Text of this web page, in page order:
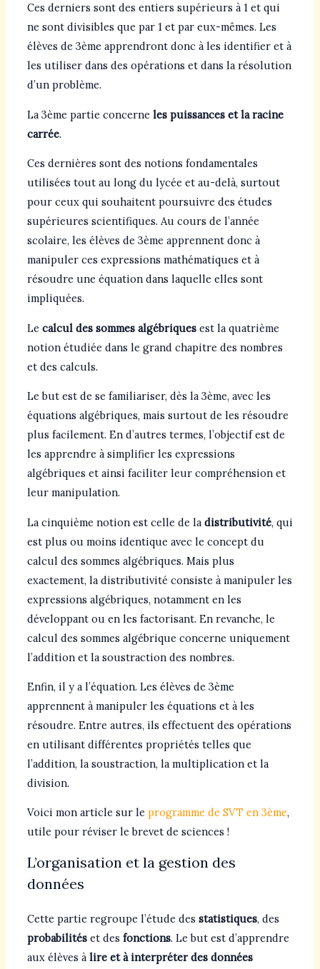
Ces derniers sont des entiers supérieurs à 1 et qui
ne sont divisibles que par 1 et par eux-mêmes. Les
élèves de 3ème apprendront donc à les identifier et à
les utiliser dans des opérations et dans la résolution
d’un problème.
La 3ème partie concerne les puissances et la racine
carrée.
Ces dernières sont des notions fondamentales
utilisées tout au long du lycée et au-delà, surtout
pour ceux qui souhaitent poursuivre des études
supérieures scientifiques. Au cours de l’année
scolaire, les élèves de 3ème apprennent donc à
manipuler ces expressions mathématiques et à
résoudre une équation dans laquelle elles sont
impliquées.
Le calcul des sommes algébriquesest la quatrième
notion étudiée dans le grand chapitre des nombres
et des calculs.
Le but est de se familiariser, dès la 3ème, avec les
équations algébriques, mais surtout de les résoudre
plus facilement. En d’autres termes, l’objectif est de
les apprendre à simplifier les expressions
algébriques et ainsi faciliter leur compréhension et
leur manipulation.
La cinquième notion est celle de la distributivité, qui
est plus ou moins identique avec le concept du
calcul des sommes algébriques. Mais plus
exactement, la distributivité consiste à manipuler les
expressions algébriques, notamment en les
développant ou en les factorisant. En revanche, le
calcul des sommes algébrique concerne uniquement
l’addition et la soustraction des nombres.
Enfin, il y a l’équation. Les élèves de 3ème
apprennent à manipuler les équations et à les
résoudre. Entre autres, ils effectuent des opérations
en utilisant différentes propriétés telles que
l’addition, la soustraction, la multiplication et la
division.
Voici mon article sur le programme de SVT en 3ème,
utile pour réviser le brevet de sciences !
L’organisation et la gestion des
données
Cette partie regroupe l’étude des statistiques, des
probabilitéset des fonctions. Le but est d’apprendre
aux élèves à lire et à interpréter des données